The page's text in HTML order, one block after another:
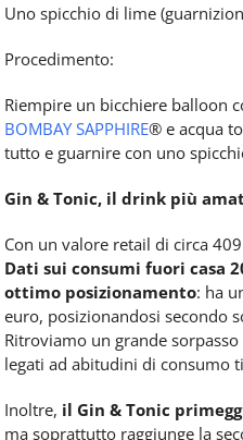
Uno spicchio di lime
Procedimento:
Riempire un bicchiere balloon
BOMBAY SAPPHIRE® e acqua
tutto e guarnire con uno
Gin & Tonic, il drink più
Con un valore retail di circa
Dati sui consumi fuori casa
ottimo posizionamento: ha
euro, posizionandosi secondo
Ritroviamo un grande
legati ad abitudini di consumo
Inoltre, il Gin & Tonic
ma soprattutto raggiunge la